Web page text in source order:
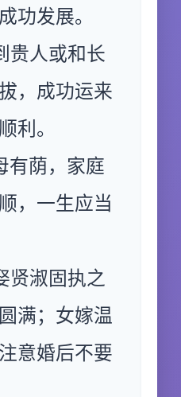
功发展。
贵人或和长
，成功运来
利。
有荫，家庭
，一生应当
贤淑固执之
满；女嫁温
意婚后不要